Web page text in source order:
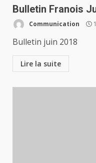
Bulletin Franois
Communication
Bulletin juin 2018
Lire la suite